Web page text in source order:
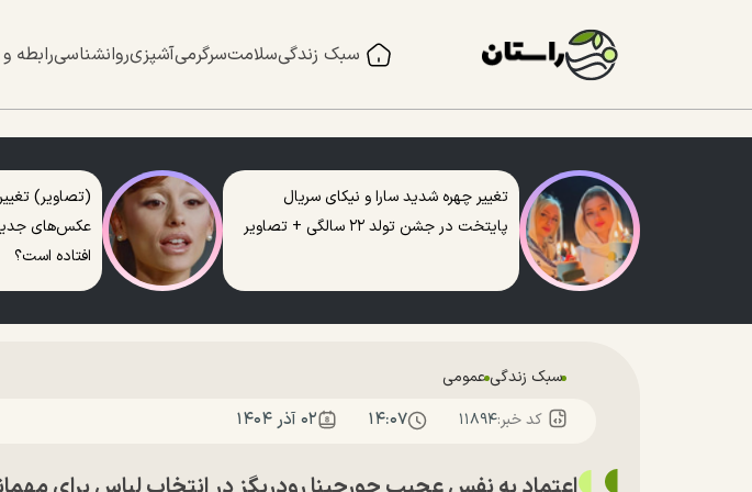
سبک زندگیسلامتسرگرمیآشپزیروانشناسیرابطه
تغییر چهره شدید سارا و نیکای سریال
پایتخت در جشن تولد ۲۲ سالگی + تصاویر
(تصاویر)
عکس‌های
افتاده است؟
سبک زندگی عمومی
کد خبر:۱۱۸۹۴ ۱۴:۰۷ ۰۲ آذر ۱۴۰۴